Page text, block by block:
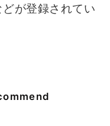
が登録されてい